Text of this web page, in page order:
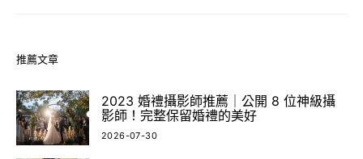
推薦文章
2023 婚禮攝影師推薦｜公開 8 位神級攝
影師！完整保留婚禮的美好
2026-07-30